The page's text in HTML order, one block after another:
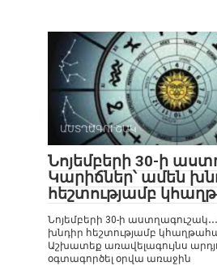
ԱՍՏՂԱԳՈՒՇԱԿ
Նոյեմբերի 30-ի
Կարիճներ՝ ամեն
հեշտությամբ
Նոյեմբերի 30-ի
խնդիր հեշտությամբ
Աշխատեք առավելագույնս
օգտագործել օրվա առաջին